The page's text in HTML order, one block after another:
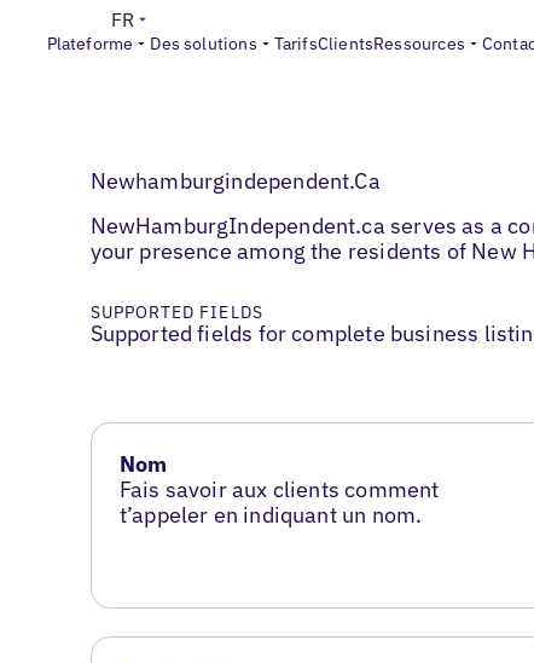
Plateforme Des solutions TarifsClientsRessources
FR
Newhamburgindependent.Ca
NewHamburgIndependent.ca serves as a
your presence among the residents of New
SUPPORTED FIELDS
Supported fields for complete business
Nom
Fais savoir aux clients comment
t’appeler en indiquant un nom.